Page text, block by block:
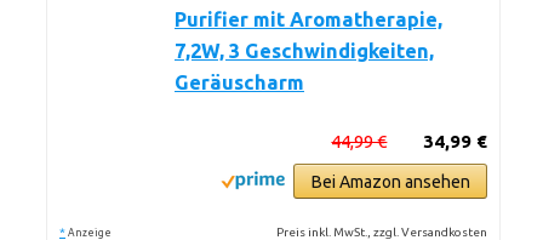
Purifier mit Aromatherapie,
7,2W, 3 Geschwindigkeiten,
Geräuscharm
34,99 €
44,99 €
Bei Amazon ansehen
* Anzeige Preis inkl. MwSt., zzgl. Versandkosten